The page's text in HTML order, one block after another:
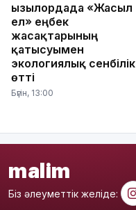
Қызылордада «Жасыл
ел» еңбек
жасақтарының
қатысуымен
экологиялық сенбілік
өтті
Бүгін, 13:00
malim
Біз әлеуметтік желіде: